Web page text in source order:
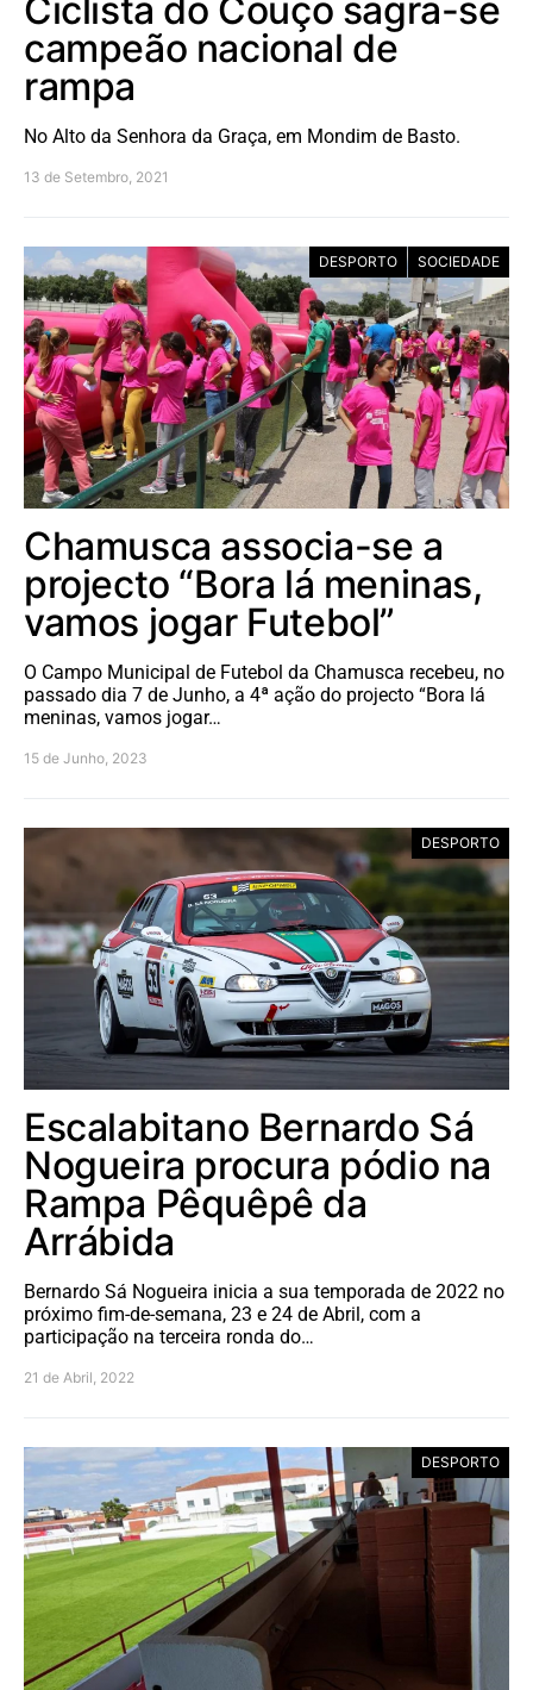
Ciclista do Couço sagra-se
campeão nacional de
rampa
No Alto da Senhora da Graça, em Mondim de Basto.
13 de Setembro, 2021
DESPORTO SOCIEDADE
Chamusca associa-se a
projecto “Bora lá meninas,
vamos jogar Futebol”
O Campo Municipal de Futebol da Chamusca recebeu, no
passado dia 7 de Junho, a 4ª ação do projecto “Bora lá
meninas, vamos jogar…
15 de Junho, 2023
DESPORTO
Escalabitano Bernardo Sá
Nogueira procura pódio na
Rampa Pêquêpê da
Arrábida
Bernardo Sá Nogueira inicia a sua temporada de 2022 no
próximo fim-de-semana, 23 e 24 de Abril, com a
participação na terceira ronda do…
21 de Abril, 2022
DESPORTO